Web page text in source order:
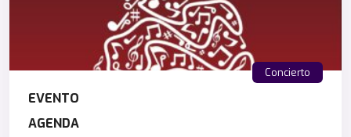
Concierto
EVENTO
AGENDA